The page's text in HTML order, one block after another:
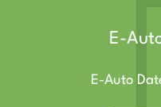
E-
E-Auto